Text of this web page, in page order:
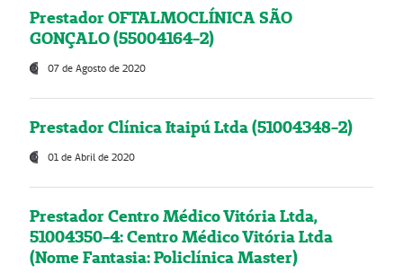
Prestador OFTALMOCLÍNICA SÃO
GONÇALO (55004164-2)
07 de Agosto de 2020
Prestador Clínica Itaipú Ltda (51004348-2)
01 de Abril de 2020
Prestador Centro Médico Vitória Ltda,
51004350-4: Centro Médico Vitória Ltda
(Nome Fantasia: Policlínica Master)